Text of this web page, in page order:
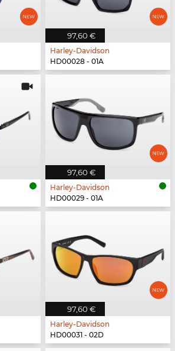
97,60 €
Harley-Davidson
HD00028 - 01A
97,60 €
Harley-Davidson
HD00029 - 01A
97,60 €
Harley-Davidson
HD00031 - 02D